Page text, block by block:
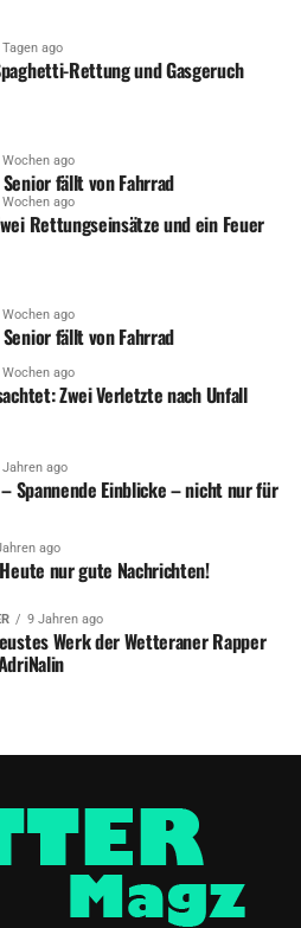
Tagen ago
Rettung und Gasgeruch
Wochen ago
fällt von Fahrrad
Wochen ago
Rettungseinsätze und ein Feuer
Wochen ago
fällt von Fahrrad
Wochen ago
Zwei Verletzte nach Unfall
Jahren ago
Spannende Einblicke – nicht nur für
ago
nur gute Nachrichten!
9 Jahren ago
Werk der Wetteraner Rapper